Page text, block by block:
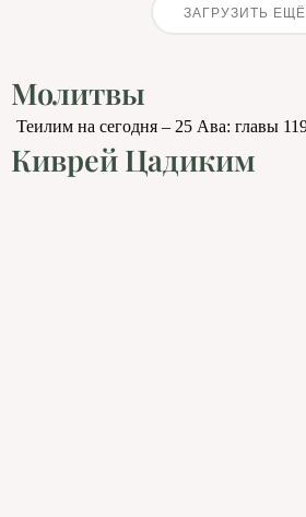
ЗАГРУЗИТЬ ЕЩЁ
Молитвы
Киврей Цадиким